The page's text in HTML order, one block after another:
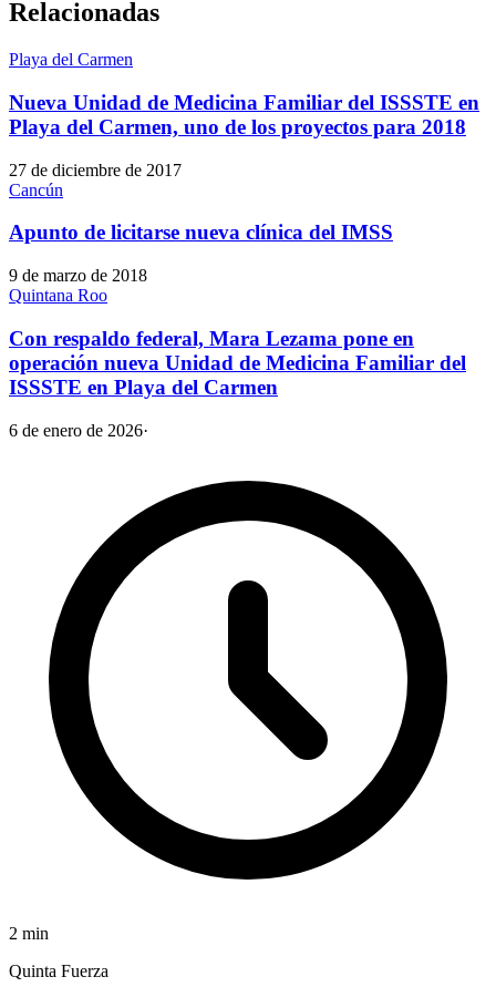
Relacionadas
Playa del Carmen
Nueva Unidad de Medicina Familiar del ISSSTE en
Playa del Carmen, uno de los proyectos para 2018
27 de diciembre de 2017
Cancún
Apunto de licitarse nueva clínica del IMSS
9 de marzo de 2018
Quintana Roo
Con respaldo federal, Mara Lezama pone en
operación nueva Unidad de Medicina Familiar del
ISSSTE en Playa del Carmen
6 de enero de 2026·
2 min
Quinta Fuerza